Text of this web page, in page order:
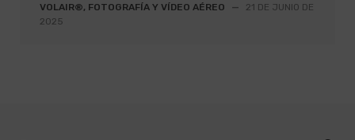
VOLAIR®, FOTOGRAFÍA Y VÍDEO AÉREO —
21 DE JUNIO DE
2025